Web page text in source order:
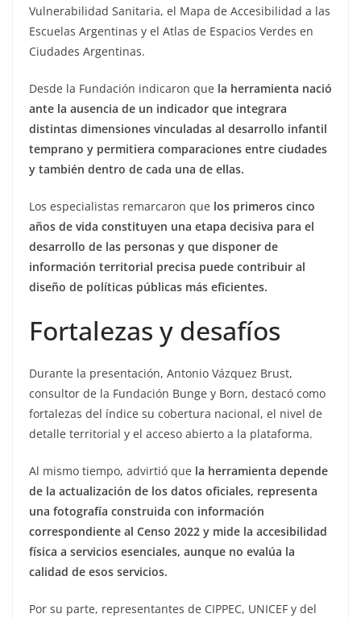
Vulnerabilidad Sanitaria, el Mapa de Accesibilidad a las
Escuelas Argentinas y el Atlas de Espacios Verdes en
Ciudades Argentinas.
Desde la Fundación indicaron que la herramienta nació
ante la ausencia de un indicador que integrara
distintas dimensiones vinculadas al desarrollo infantil
temprano y permitiera comparaciones entre ciudades
y también dentro de cada una de ellas.
Los especialistas remarcaron que los primeros cinco
años de vida constituyen una etapa decisiva para el
desarrollo de las personas y que disponer de
información territorial precisa puede contribuir al
diseño de políticas públicas más eficientes.
Fortalezas y desafíos
Durante la presentación, Antonio Vázquez Brust,
consultor de la Fundación Bunge y Born, destacó como
fortalezas del índice su cobertura nacional, el nivel de
detalle territorial y el acceso abierto a la plataforma.
Al mismo tiempo, advirtió que la herramienta depende
de la actualización de los datos oficiales, representa
una fotografía construida con información
correspondiente al Censo 2022 y mide la accesibilidad
física a servicios esenciales, aunque no evalúa la
calidad de esos servicios.
Por su parte, representantes de CIPPEC, UNICEF y del